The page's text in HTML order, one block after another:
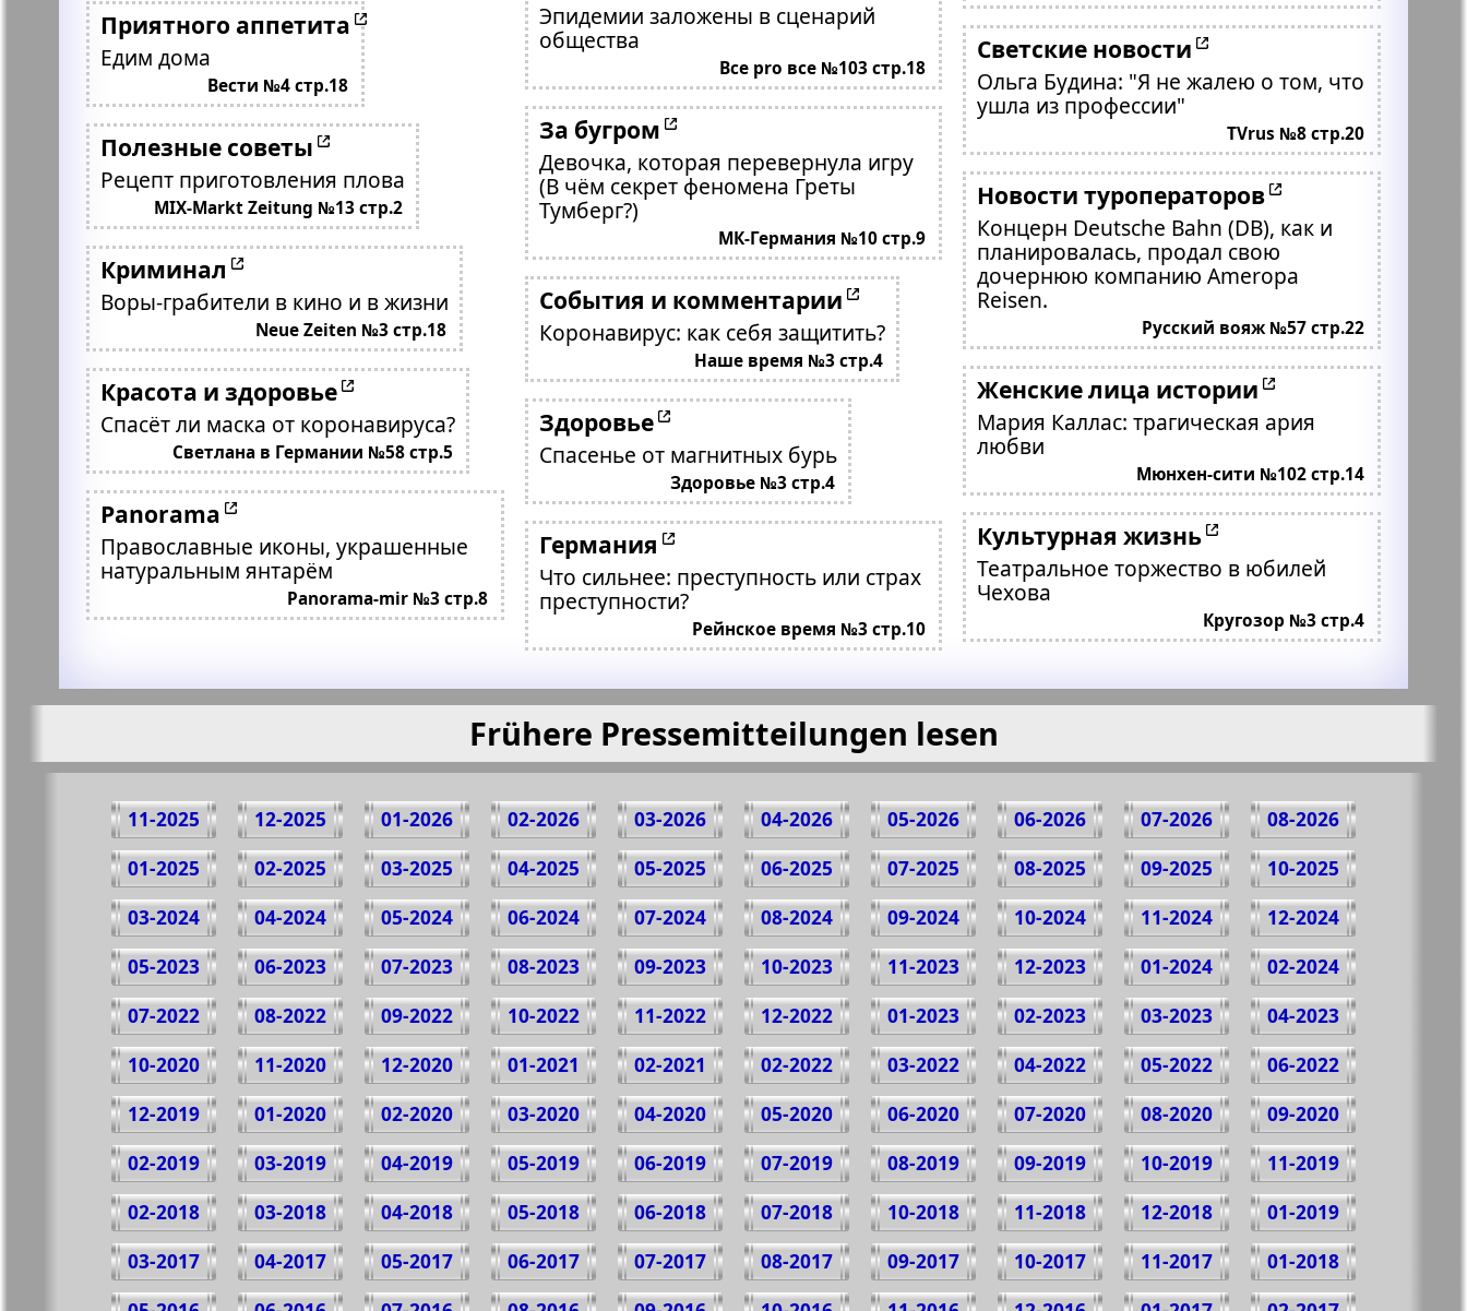
Приятного аппетита
Едим дома
Вести №4 стр.18
Полезные советы
Рецепт приготовления плова
MIX-Markt Zeitung №13 стр.2
Криминал
Воры-грабители в кино и в жизни
Neue Zeiten №3 стр.18
Красота и здоровье
Спасёт ли маска от коронавируса?
Светлана в Германии №58 стр.5
Panorama
Православные иконы, украшенные
натуральным янтарём
Panorama-mir №3 стр.8
Эпидемии заложены в сценарий
общества
Все pro все №103 стр.18
За бугром
Девочка, которая перевернула игру
(В чём секрет феномена Греты
Тумберг?)
МК-Германия №10 стр.9
События и комментарии
Коронавирус: как себя защитить?
Наше время №3 стр.4
Здоровье
Спасенье от магнитных бурь
Здоровье №3 стр.4
Германия
Что сильнее: преступность или страх
преступности?
Рейнское время №3 стр.10
Светские новости
Ольга Будина: "Я не жалею о том, что
ушла из профессии"
TVrus №8 стр.20
Новости туроператоров
Концерн Deutsche Bahn (DB), как и
планировалась, продал свою
дочернюю компанию Ameropa
Reisen.
Русский вояж №57 стр.22
Женские лица истории
Мария Каллас: трагическая ария
любви
Мюнхен-сити №102 стр.14
Культурная жизнь
Театральное торжество в юбилей
Чехова
Кругозор №3 стр.4
Frühere Pressemitteilungen lesen
08-2026
07-2026
06-2026
05-2026
04-2026
03-2026
02-2026
01-2026
12-2025
11-2025
10-2025
09-2025
08-2025
07-2025
06-2025
05-2025
04-2025
03-2025
02-2025
01-2025
12-2024
11-2024
10-2024
09-2024
08-2024
07-2024
06-2024
05-2024
04-2024
03-2024
02-2024
01-2024
12-2023
11-2023
10-2023
09-2023
08-2023
07-2023
06-2023
05-2023
04-2023
03-2023
02-2023
01-2023
12-2022
11-2022
10-2022
09-2022
08-2022
07-2022
06-2022
05-2022
04-2022
03-2022
02-2022
02-2021
01-2021
12-2020
11-2020
10-2020
09-2020
08-2020
07-2020
06-2020
05-2020
04-2020
03-2020
02-2020
01-2020
12-2019
11-2019
10-2019
09-2019
08-2019
07-2019
06-2019
05-2019
04-2019
03-2019
02-2019
01-2019
12-2018
11-2018
10-2018
07-2018
06-2018
05-2018
04-2018
03-2018
02-2018
01-2018
11-2017
10-2017
09-2017
08-2017
07-2017
06-2017
05-2017
04-2017
03-2017